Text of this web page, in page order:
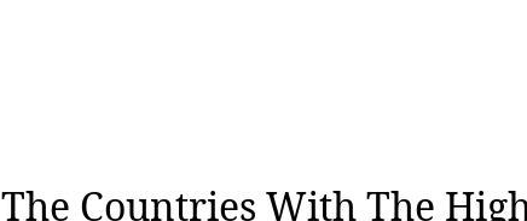
The Countries With The